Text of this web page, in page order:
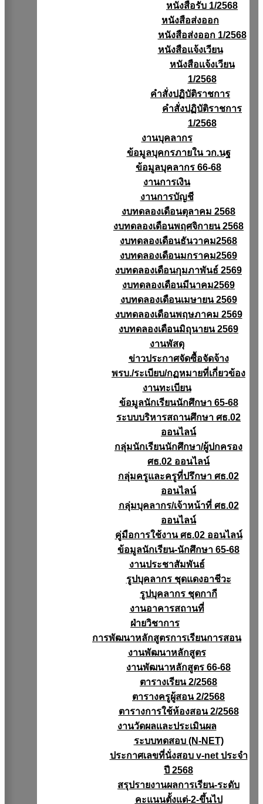
หนังสือรับ 1/2568
หนังสือส่งออก
หนังสือส่งออก 1/2568
หนังสือแจ้งเวียน
หนังสือเเจ้งเวียน
1/2568
คำสั่งปฏิบัติราชการ
คำสั่งปฏิบัติราชการ
1/2568
งานบุคลากร
ข้อมูลบุคกรภายใน วก.นฐ
ข้อมูลบุคลากร 66-68
งานการเงิน
งานการบัญชี
งบทดลองเดือนตุลาคม 2568
งบทดลองเดือนพฤศจิกายน 2568
งบทดลองเดือนธันวาคม2568
งบทดลองเดือนมกราคม2569
งบทดลองเดือนกุมภาพันธ์ 2569
งบทดลองเดือนมีนาคม2569
งบทดลองเดือนเมษายน 2569
งบทดลองเดือนพฤษภาคม 2569
งบทดลองเดือนมิถุนายน 2569
งานพัสดุ
ข่าวประกาศจัดซื้อจัดจ้าง
พรบ./ระเบียบ/กฏหมายที่เกี่ยวข้อง
งานทะเบียน
ข้อมูลนักเรียนนักศึกษา 65-68
ระบบบริหารสถานศึกษา ศธ.02
ออนไลน์
กลุ่มนักเรียนนักศึกษา/ผู้ปกครอง
ศธ.02 ออนไลน์
กลุ่มครูและครูที่ปรึกษา ศธ.02
ออนไลน์
กลุ่มบุคลากร/เจ้าหน้าที่ ศธ.02
ออนไลน์
คู่มือการใช้งาน ศธ.02 ออนไลน์
ข้อมูลนักเรียน-นักศึกษา 65-68
งานประชาสัมพันธ์
รูปบุคลากร ชุดแดงอาชีวะ
รูปบุคลากร ชุดกากี
งานอาคารสถานที่
ฝ่ายวิชาการ
การพัฒนาหลักสูตรการเรียนการสอน
งานพัฒนาหลักสูตร
งานพัฒนาหลักสูตร 66-68
ตารางเรียน 2/2568
ตารางครูผู้สอน 2/2568
ตารางการใช้ห้องสอน 2/2568
งานวัดผลเเละประเมินผล
ระบบทดสอบ (N-NET)
ประกาศเลขที่นั่งสอบ v-net ประจำ
ปี 2568
สรุปรายงานผลการเรียน-ระดับ
คะแนนตั้งแต่-2-ขึ้นไป